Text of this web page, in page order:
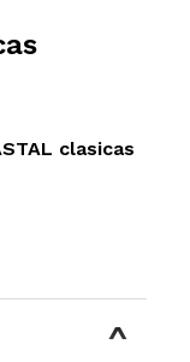
clasicas